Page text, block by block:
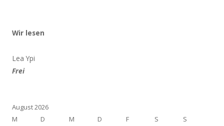
Wir lesen
Lea Ypi
Frei
August 2026
M
D M D F S
S